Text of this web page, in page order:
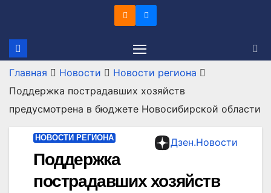
содержимому
Главная Новости
Новости региона
Поддержка пострадавших хозяйств
предусмотрена в бюджете Новосибирской области
Дзен.Новости
НОВОСТИ РЕГИОНА
Поддержка
пострадавших хозяйств